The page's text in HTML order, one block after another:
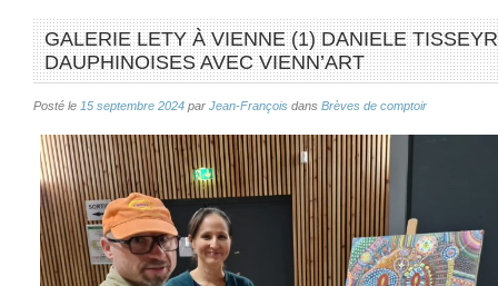
GALERIE LETY À VIENNE (1) DANIELE
DAUPHINOISES AVEC VIENN’ART
Posté le 15 septembre 2024 par Jean-François dans Brèves de comptoir